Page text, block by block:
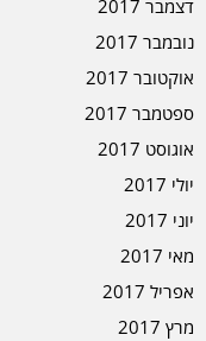
דצמבר 2017
נובמבר 2017
אוקטובר 2017
ספטמבר 2017
אוגוסט 2017
יולי 2017
יוני 2017
מאי 2017
אפריל 2017
מרץ 2017